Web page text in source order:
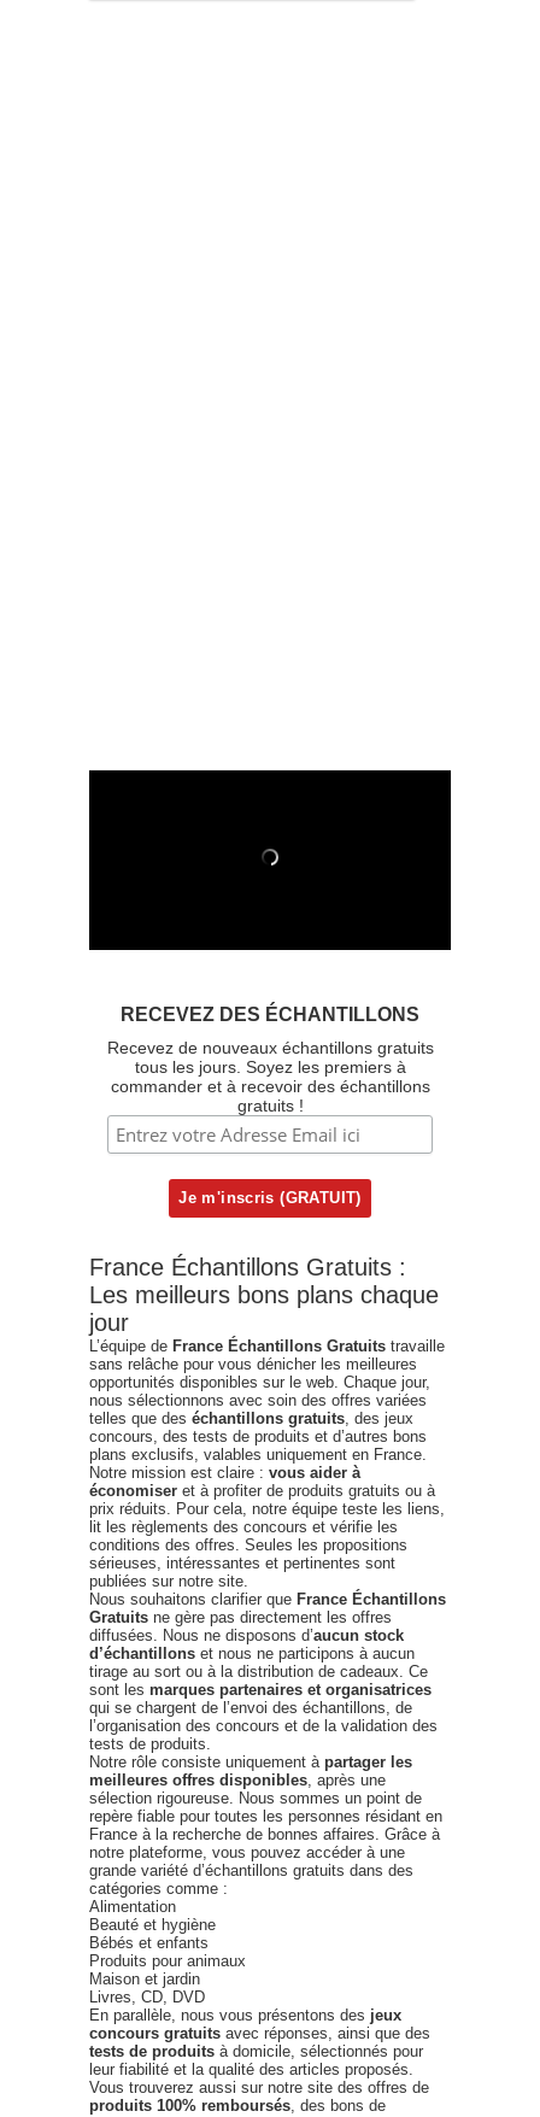
RECEVEZ DES ÉCHANTILLONS
Recevez de nouveaux échantillons gratuits
tous les jours. Soyez les premiers à
commander et à recevoir des échantillons
gratuits !
France Échantillons Gratuits :
Les meilleurs bons plans chaque
jour
L’équipe de France Échantillons Gratuits travaille
sans relâche pour vous dénicher les meilleures
opportunités disponibles sur le web. Chaque jour,
nous sélectionnons avec soin des offres variées
telles que des échantillons gratuits , des jeux
concours, des tests de produits et d’autres bons
plans exclusifs, valables uniquement en France.
Notre mission est claire : vous aider à
économiser et à profiter de produits gratuits ou à
prix réduits. Pour cela, notre équipe teste les liens,
lit les règlements des concours et vérifie les
conditions des offres. Seules les propositions
sérieuses, intéressantes et pertinentes sont
publiées sur notre site.
Nous souhaitons clarifier que France Échantillons
Gratuits ne gère pas directement les offres
diffusées. Nous ne disposons d’aucun stock
d’échantillons et nous ne participons à aucun
tirage au sort ou à la distribution de cadeaux. Ce
sont les marques partenaires et organisatrices
qui se chargent de l’envoi des échantillons, de
l’organisation des concours et de la validation des
tests de produits.
Notre rôle consiste uniquement à partager les
meilleures offres disponibles , après une
sélection rigoureuse. Nous sommes un point de
repère fiable pour toutes les personnes résidant en
France à la recherche de bonnes affaires. Grâce à
notre plateforme, vous pouvez accéder à une
grande variété d’échantillons gratuits dans des
catégories comme :
Alimentation
Beauté et hygiène
Bébés et enfants
Produits pour animaux
Maison et jardin
Livres, CD, DVD
En parallèle, nous vous présentons des jeux
concours gratuits avec réponses, ainsi que des
tests de produits à domicile, sélectionnés pour
leur fiabilité et la qualité des articles proposés.
Vous trouverez aussi sur notre site des offres de
produits 100% remboursés , des bons de